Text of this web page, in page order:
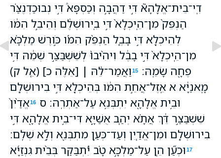
דִֽי־בֵית־אֱלָהָא֮ דִּ֣י דַהֲבָ֣ה וְכַסְפָּא֒ דִּ֣י נְבוּכַדְנֶצַּ֗ר
הַנְפֵּק֙ מִן־הֵֽיכְלָא֙ דִּ֣י בִֽירוּשְׁלֶ֔ם וְהֵיבֵ֣ל הִמֹּ֔ו
לְהֵיכְלָ֖א דִּ֣י בָבֶ֑ל הַנְפֵּ֨ק הִמֹּ֜ו כֹּ֣ורֶשׁ מַלְכָּ֗א
מִן־הֵֽיכְלָא֙ דִּ֣י בָבֶ֔ל וִיהִ֙יבוּ֙ לְשֵׁשְׁבַּצַּ֣ר שְׁמֵ֔הּ דִּ֥י
פֶחָ֖ה שָׂמֵֽהּ׃
15 וַאֲמַר־לֵ֓הּ ׀ [אֵלֶּה כ] (אֵ֚ל ק)
מָֽאנַיָּ֔א א אֵֽזֶל־אֲחֵ֣ת הִמֹּ֔ו בְּהֵיכְלָ֖א דִּ֣י בִירוּשְׁלֶ֑ם
וּבֵ֥ית אֱלָהָ֖א יִתְבְּנֵ֥א עַל־אַתְרֵֽהּ׃ ס
16אֱדַ֙יִן֙
שֵׁשְׁבַּצַּ֣ר דֵּ֔ךְ אֲתָ֗א יְהַ֧ב אֻשַּׁיָּ֛א דִּי־בֵ֥ית אֱלָהָ֖א דִּ֣י
בִירוּשְׁלֶ֑ם וּמִן־אֱדַ֧יִן וְעַד־כְּעַ֛ן מִתְבְּנֵ֖א וְלָ֥א שְׁלִֽם׃
17 וּכְעַ֞ן הֵ֧ן עַל־מַלְכָּ֣א טָ֗ב יִ֠תְבַּקַּר בְּבֵ֨ית גִּנְזַיָּ֜א